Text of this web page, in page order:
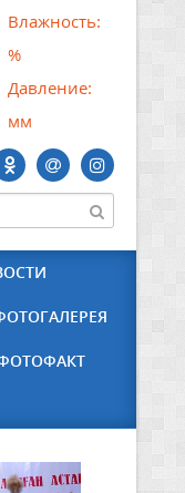
Влажность:
%
Давление:
мм